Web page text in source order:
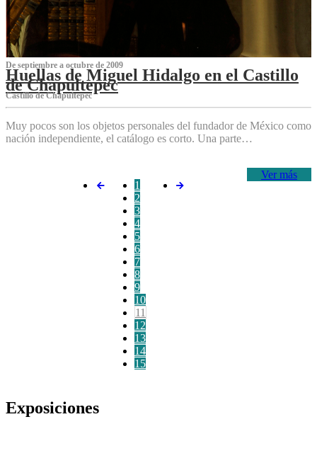
De septiembre a octubre de 2009
Huellas de Miguel Hidalgo en el Castillo
de Chapultepec
Castillo de Chapultepec
Muy pocos son los objetos personales del fundador de México como
nación independiente, el catálogo es corto. Una parte…
Ver más
1
2
3
4
5
6
7
8
9
10
11
12
13
14
15
Exposiciones